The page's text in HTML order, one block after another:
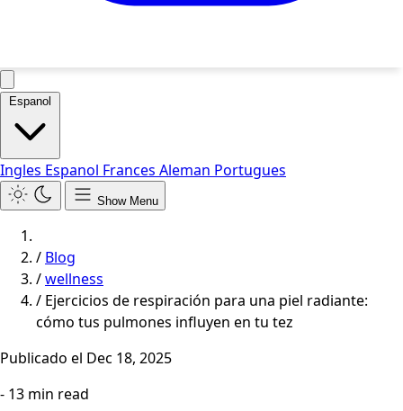
Espanol
Ingles Espanol Frances Aleman Portugues
Show Menu
/ Blog
/wellness
/ Ejercicios de respiración para una piel radiante:
cómo tus pulmones influyen en tu tez
Publicado el Dec 18, 2025
- 13 min read